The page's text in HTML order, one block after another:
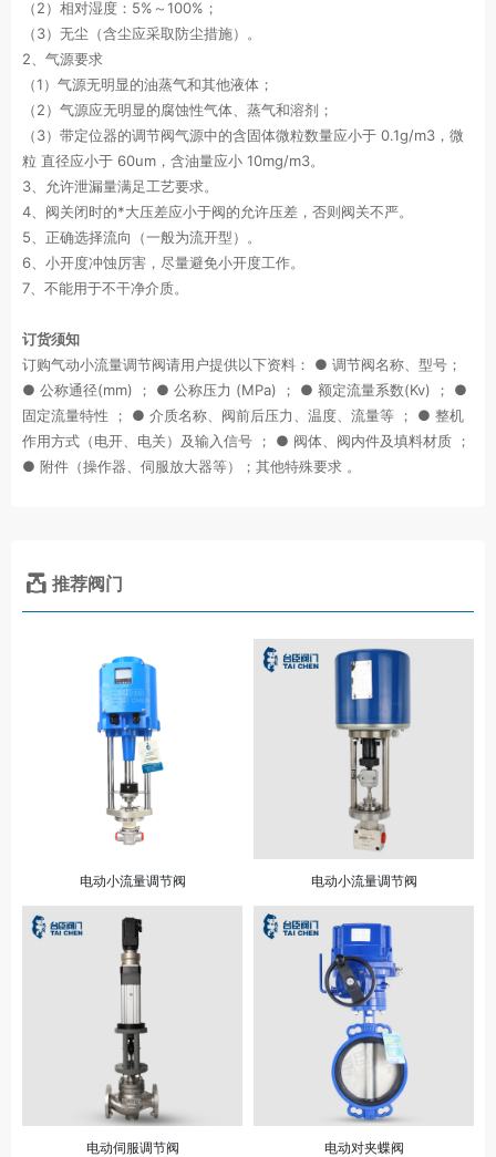
（2）相对湿度：5%～100%；
（3）无尘（含尘应采取防尘措施）。
2、气源要求
（1）气源无明显的油蒸气和其他液体；
（2）气源应无明显的腐蚀性气体、蒸气和溶剂；
（3）带定位器的调节阀气源中的含固体微粒数量应小于 0.1g/m3，微
粒 直径应小于 60um，含油量应小 10mg/m3。
3、允许泄漏量满足工艺要求。
4、阀关闭时的*大压差应小于阀的允许压差，否则阀关不严。
5、正确选择流向（一般为流开型）。
6、小开度冲蚀厉害，尽量避免小开度工作。
7、不能用于不干净介质。
订货须知
订购气动小流量调节阀请用户提供以下资料： ● 调节阀名称、型号；
● 公称通径(mm) ； ● 公称压力 (MPa) ； ● 额定流量系数(Kv) ； ●
固定流量特性 ； ● 介质名称、阀前后压力、温度、流量等 ； ● 整机
作用方式（电开、电关）及输入信号 ； ● 阀体、阀内件及填料材质 ；
● 附件（操作器、伺服放大器等）；其他特殊要求 。
推荐阀门
电动小流量调节阀 电动小流量调节阀
电动伺服调节阀 电动对夹蝶阀